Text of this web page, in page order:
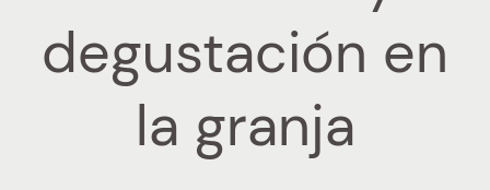
degustación en
la granja